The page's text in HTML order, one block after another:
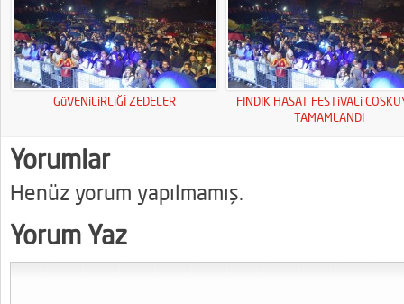
GüVENiLiRLiĞİ ZEDELER
FINDIK HASAT FESTiVALi
TAMAMLANDI
Yorumlar
Henüz yorum yapılmamış.
Yorum Yaz